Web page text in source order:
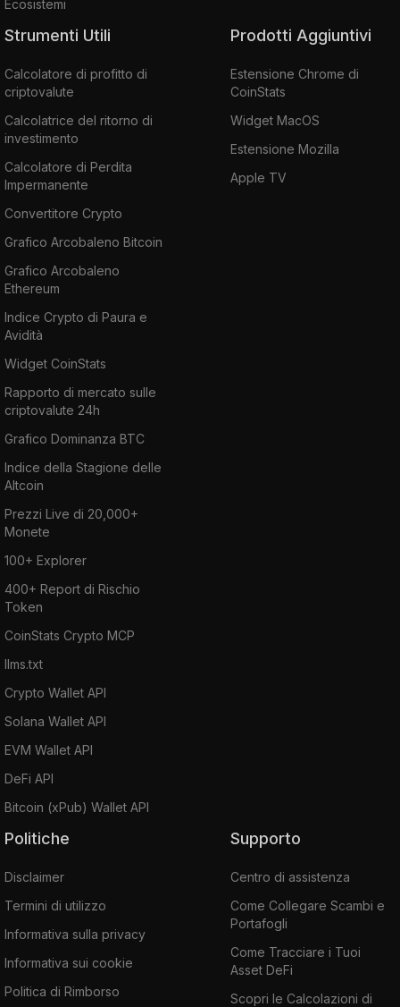
Ecosistemi
Strumenti Utili
Calcolatore di profitto di
criptovalute
Calcolatrice del ritorno di
investimento
Calcolatore di Perdita
Impermanente
Convertitore Crypto
Grafico Arcobaleno Bitcoin
Grafico Arcobaleno
Ethereum
Indice Crypto di Paura e
Avidità
Widget CoinStats
Rapporto di mercato sulle
criptovalute 24h
Grafico Dominanza BTC
Indice della Stagione delle
Altcoin
Prezzi Live di 20,000+
Monete
100+ Explorer
400+ Report di Rischio
Token
CoinStats Crypto MCP
llms.txt
Crypto Wallet API
Solana Wallet API
EVM Wallet API
DeFi API
Bitcoin (xPub) Wallet API
Prodotti Aggiuntivi
Estensione Chrome di
CoinStats
Widget MacOS
Estensione Mozilla
Apple TV
Politiche
Disclaimer
Termini di utilizzo
Informativa sulla privacy
Informativa sui cookie
Politica di Rimborso
Supporto
Centro di assistenza
Come Collegare Scambi e
Portafogli
Come Tracciare i Tuoi
Asset DeFi
Scopri le Calcolazioni di